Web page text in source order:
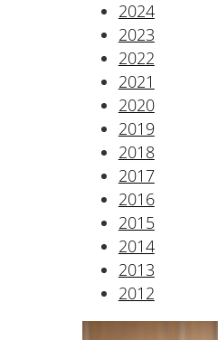
2024
2023
2022
2021
2020
2019
2018
2017
2016
2015
2014
2013
2012